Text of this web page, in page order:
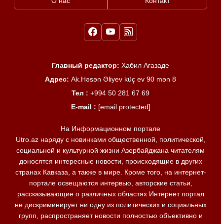
Главный редактор: Хабил Агазаде
Адрес: Ak.Həsən Əliyev küç ev 90 mən 8
Тел : +994 50 281 67 69
E-mail : [email protected]
На Информационном портале
Utro.az наряду с новинками общественной, политической,
социальной и культурной жизни Азербайджана читателям
доносятся интересные новости, происходящие в других
странах Кавказа, а также в мире. Кроме того, на интернет-
портале освещаются интервью, авторские статьи,
рассказывающие о различных областях Интернет портал
не дискриминирует ни одну из политических и социальных
групп, распространяет новости полностью объективно и